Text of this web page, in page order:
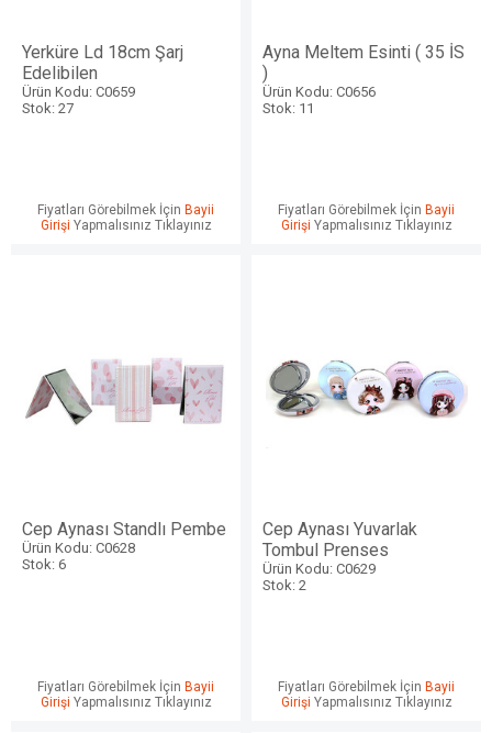
Yerküre Ld 18cm Şarj
Edelibilen
Ürün Kodu: C0659
Stok: 27
Fiyatları Görebilmek İçin Bayii
Girişi Yapmalısınız Tıklayınız
Ayna Meltem Esinti ( 35 İS
)
Ürün Kodu: C0656
Stok: 11
Fiyatları Görebilmek İçin Bayii
Girişi Yapmalısınız Tıklayınız
Cep Aynası Standlı Pembe
Ürün Kodu: C0628
Stok: 6
Fiyatları Görebilmek İçin Bayii
Girişi Yapmalısınız Tıklayınız
Cep Aynası Yuvarlak
Tombul Prenses
Ürün Kodu: C0629
Stok: 2
Fiyatları Görebilmek İçin Bayii
Girişi Yapmalısınız Tıklayınız